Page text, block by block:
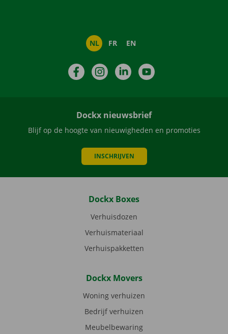
NL FR EN
FacebookInstagramLinkedIn
Dockx nieuwsbrief
Blijf op de hoogte van nieuwigheden en promoties
INSCHRIJVEN
Dockx Boxes
Verhuisdozen
Verhuismateriaal
Verhuispakketten
Dockx Movers
Woning verhuizen
Bedrijf verhuizen
Meubelbewaring